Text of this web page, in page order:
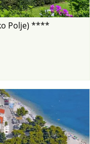
Polje) ****